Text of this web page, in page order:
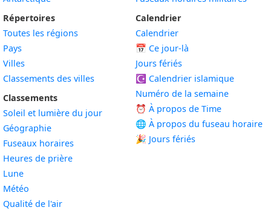
Répertoires
Toutes les régions
Pays
Villes
Classements des villes
Classements
Soleil et lumière du jour
Géographie
Fuseaux horaires
Heures de prière
Lune
Météo
Qualité de l'air
Calendrier
Calendrier
📅 Ce jour-là
Jours fériés
☪️ Calendrier islamique
Numéro de la semaine
⏰ À propos de Time
🌐 À propos du fuseau horaire
🎉 Jours fériés